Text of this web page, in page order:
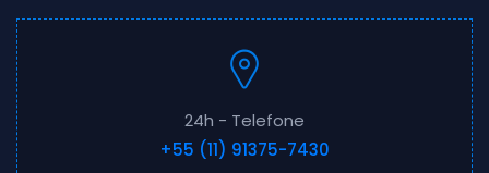
24h - Telefone
+55 (11) 91375-7430